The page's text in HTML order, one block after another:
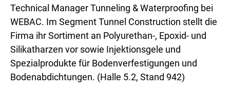
Technical Manager Tunneling & Waterproofing bei
WEBAC. Im Segment Tunnel Construction stellt die
Firma ihr Sortiment an Polyurethan-, Epoxid- und
Silikatharzen vor sowie Injektionsgele und
Spezialprodukte für Bodenverfestigungen und
Bodenabdichtungen. (Halle 5.2, Stand 942)